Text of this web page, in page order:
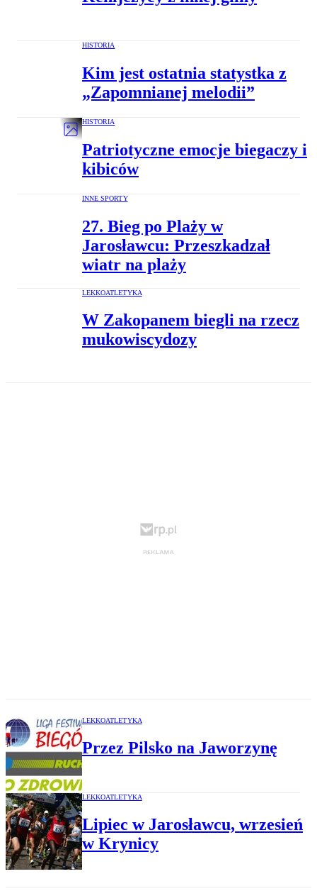
HISTORIA
Kim jest ostatnia statystka z
„Zapomnianej melodii”
HISTORIA
Patriotyczne emocje biegaczy i
kibiców
INNE SPORTY
27. Bieg po Plaży w
Jarosławcu: Przeszkadzał
wiatr na plaży
LEKKOATLETYKA
W Zakopanem biegli na rzecz
mukowiscydozy
LEKKOATLETYKA
Przez Pilsko na Jaworzynę
LEKKOATLETYKA
Lipiec w Jarosławcu, wrzesień
w Krynicy